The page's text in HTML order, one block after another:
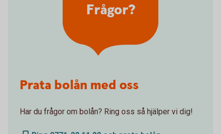
Frågor?
Prata bolån med oss
Har du frågor om bolån? Ring oss så hjälper vi dig!